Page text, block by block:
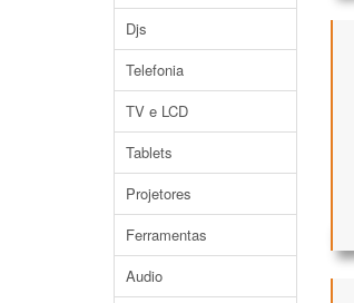
Djs
Telefonia
TV e LCD
Tablets
Projetores
Ferramentas
Audio